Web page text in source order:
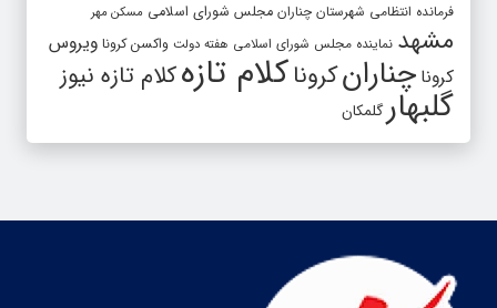
فرمانده انتظامی شهرستان چناران مجلس شورای اسلامی مسکن مهر
مشهد نماینده مجلس شورای اسلامی هفته دولت واکسن کرونا ویروس
کرونا چنارانکروناکلام تازهکلام تازه نیوز
گلبهارگلمکان